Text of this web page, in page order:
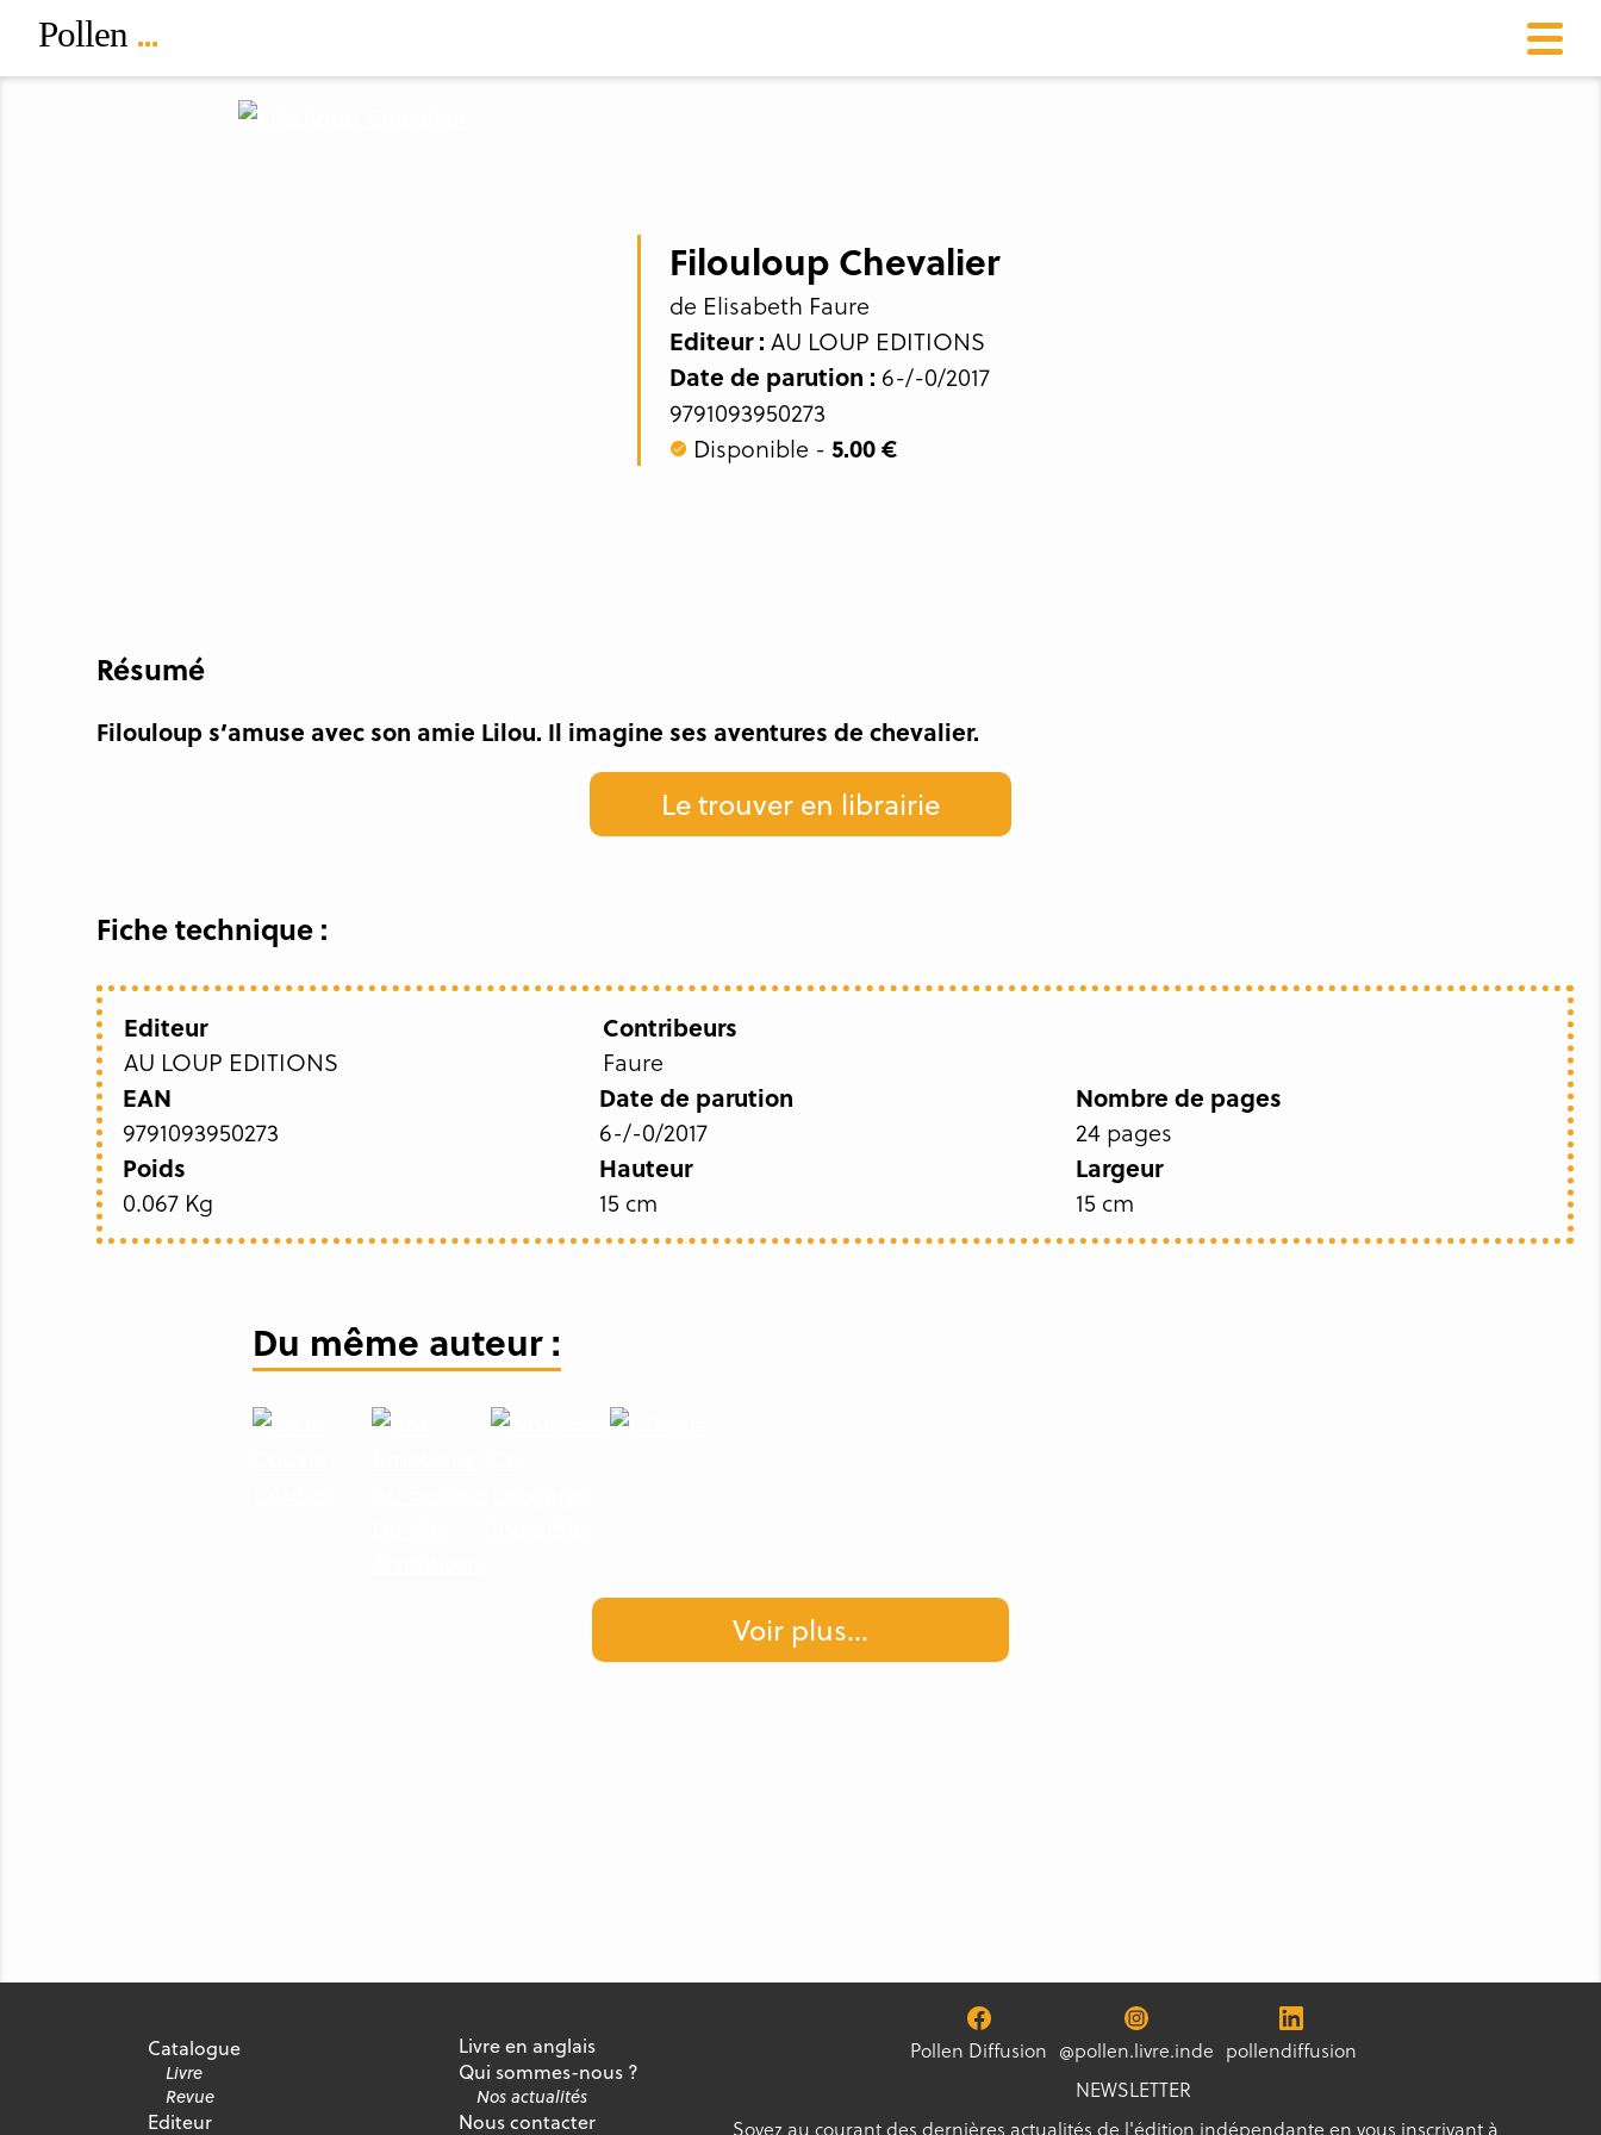
Filouloup Chevalier
de Elisabeth Faure
Editeur : AU LOUP EDITIONS
Date de parution : 6-/-0/2017
9791093950273
Disponible - 5.00 €
Résumé
Filouloup s’amuse avec son amie Lilou. Il imagine ses aventures de chevalier.
Le trouver en librairie
Fiche technique :
Editeur
AU LOUP EDITIONS
Contribeurs
Faure
EAN
9791093950273
Date de parution
6-/-0/2017
Nombre de pages
24 pages
Poids
0.067 Kg
Hauteur
15 cm
Largeur
15 cm
Du même auteur :
Voir plus...
Catalogue
Livre
Revue
Editeur
Livre en anglais
Qui sommes-nous ?
Nos actualités
Nous contacter
Pollen Diffusion @pollen.livre.inde pollendiffusion
NEWSLETTER
Soyez au courant des dernières actualités de l'édition indépendante en vous inscrivant à